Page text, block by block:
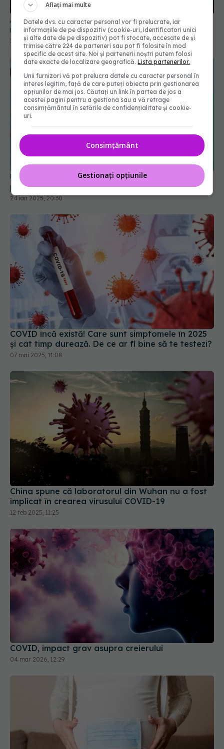
Alertă COVID-19 în România. 4.846 de cazuri noi
raportate într-o singură săptămână
16 sep 2025, 14:17
UE a semnat un contract pe 4 ani cu Moderna
pentru vaccinuri împotriva COVID-19
24 ian 2025, 20:30
COVID încă există! Care sunt simptomele în 2025
și cât timp durează. De ce ar fi bine să te testezi?
07 mai 2025, 11:08
China spune că laboratorul din Wuhan nu a fost
implicat în crearea virusului COVID-19
12 feb 2025, 11:25
COVID, impact grav asupra creierului
04 mar 2026, 12:29
Aflați mai multe
Datele dvs. cu caracter personal vor fi prelucrate, iar
informațiile de pe dispozitiv (cookie-uri, identificatori unici
și alte date de pe dispozitiv) pot fi stocate, accesate de și
trimise către 224 de parteneri sau pot fi folosite în mod
specific de acest site. Noi și partenerii noștri putem folosi
date exacte de localizare geografică.Lista partenerilor.
Unii furnizori vă pot prelucra datele cu caracter personal în
interes legitim, față de care puteți obiecta prin gestionarea
opțiunilor de mai jos. Căutați un link în partea de jos a
acestei pagini pentru a gestiona sau a vă retrage
consimțământul în setările de confidențialitate și cookie-
uri.
Consimțământ
Gestionați opțiunile